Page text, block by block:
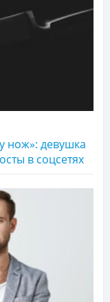
нож»: девушка
в соцсетях